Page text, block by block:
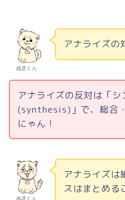
ぬまくん
アナライズの
アナライズの反対は「シ
(synthesis) 」で、総合
にゃん！
アナライズは
スはまとめる